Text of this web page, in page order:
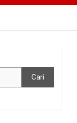
Cari